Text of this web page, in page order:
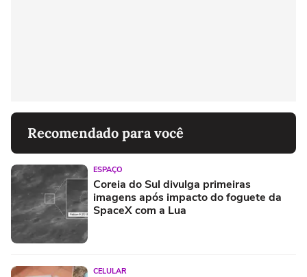
Recomendado para você
ESPAÇO
Coreia do Sul divulga primeiras
imagens após impacto do foguete da
SpaceX com a Lua
CELULAR